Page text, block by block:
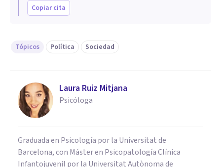
Copiar cita
Tópicos Política Sociedad
Laura Ruiz Mitjana
Psicóloga
Graduada en Psicología por la Universitat de
Barcelona, con Máster en Psicopatología Clínica
Infantojuvenil por la Universitat Autònoma de